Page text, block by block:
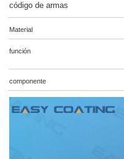
código de armas
Material
función
componente